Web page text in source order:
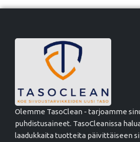
Olemme TasoClean - tarjoamme
puhdistusaineet. TasoCleanissa
laadukkaita tuotteita päivittäiseen